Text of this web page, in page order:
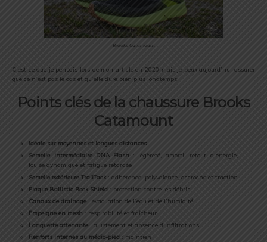
Brooks Catamount
C’est ce que je pensais lors de mon article en 2020 mais je peux aujourd’hui assurer
que ce n’est pas le cas et qu’elle dure bien plus longtemps.
Points clés de la chaussure Brooks
Catamount
Idéale sur moyennes et longues distances
Semelle intermédiaire DNA Flash : légèreté, amorti, retour d’énergie,
foulée dynamique et fatigue retardée
Semelle extérieure TrailTack: adhérence, polyvalence, accroche et traction
Plaque Ballistic Rock Shield : protection contre les débris
Canaux de drainage : évacuation de l’eau et de l’humidité
Empeigne en mesh : respirabilité et fraîcheur
Languette attenante : ajustement et absence d’infiltrations
Renforts internes au médio-pied : maintien